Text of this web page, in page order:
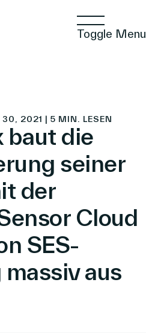
Toggle Menu
30, 2021 | 5 MIN. LESEN
baut die
seiner
der
Cloud
SES-
aus